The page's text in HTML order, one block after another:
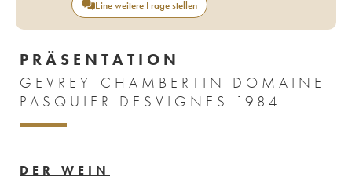
Eine weitere Frage stellen
PRÄSENTATION
GEVREY-CHAMBERTIN DOMAINE
PASQUIER DESVIGNES 1984
DER WEIN